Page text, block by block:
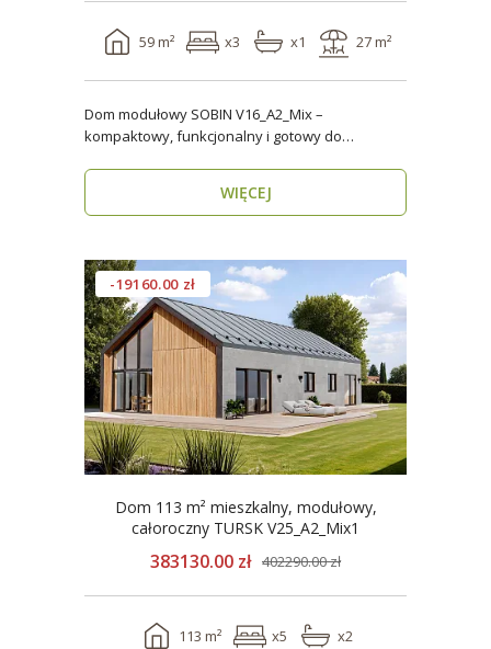
59 m² x3 x1 27 m²
Dom modułowy SOBIN V16_A2_Mix –
kompaktowy, funkcjonalny i gotowy do
WIĘCEJ
-19160.00 zł
Dom 113 m² mieszkalny, modułowy,
całoroczny TURSK V25_A2_Mix1
383130.00 zł 402290.00 zł
113 m² x5 x2